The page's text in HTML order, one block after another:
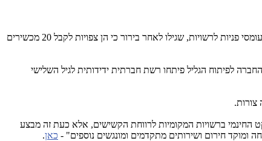
בקמפיין מפעל הפיס לחלוקת המכשירים לבני הגיל השלישי, התבקשו הדורשים לפנות למחלקות הרווחה המוניציפליות - מבלי ליידע אותן. בעקבות כך, נוצרו עומסי פניות לרשויות, שגילו לאחר בירור כי הן צפויות לקבל 20 מכשירים
לפיתוח הגליל פיתחו רשת חברתית ידידותית לגיל השלישי
צורות.
החינמי ברשויות המקומיות לרווחת הקשישים, אלא כעת זה מבצע
חירום ושירותים מתקדמים ומונגשים נוספים" - כאן.